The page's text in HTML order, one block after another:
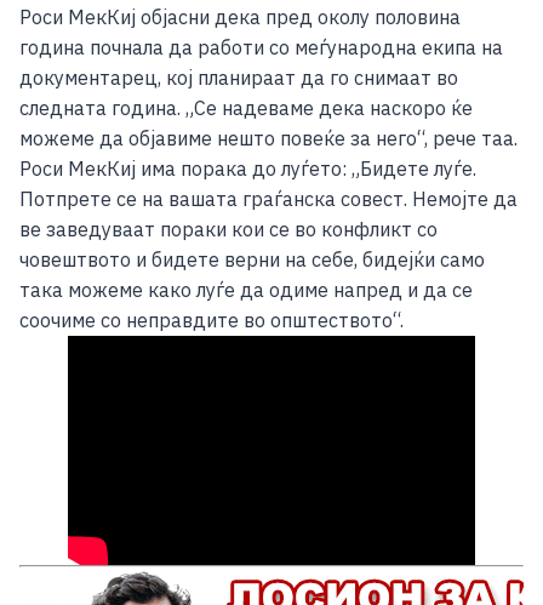
Роси МекКиј објасни дека пред околу половина
година почнала да работи со меѓународна екипа на
документарец, кој планираат да го снимаат во
следната година. „Се надеваме дека наскоро ќе
можеме да објавиме нешто повеќе за него“, рече таа.
Роси МекКиј има порака до луѓето: „Бидете луѓе.
Потпрете се на вашата граѓанска совест. Немојте да
ве заведуваат пораки кои се во конфликт со
човештвото и бидете верни на себе, бидејќи само
така можеме како луѓе да одиме напред и да се
соочиме со неправдите во општеството“.